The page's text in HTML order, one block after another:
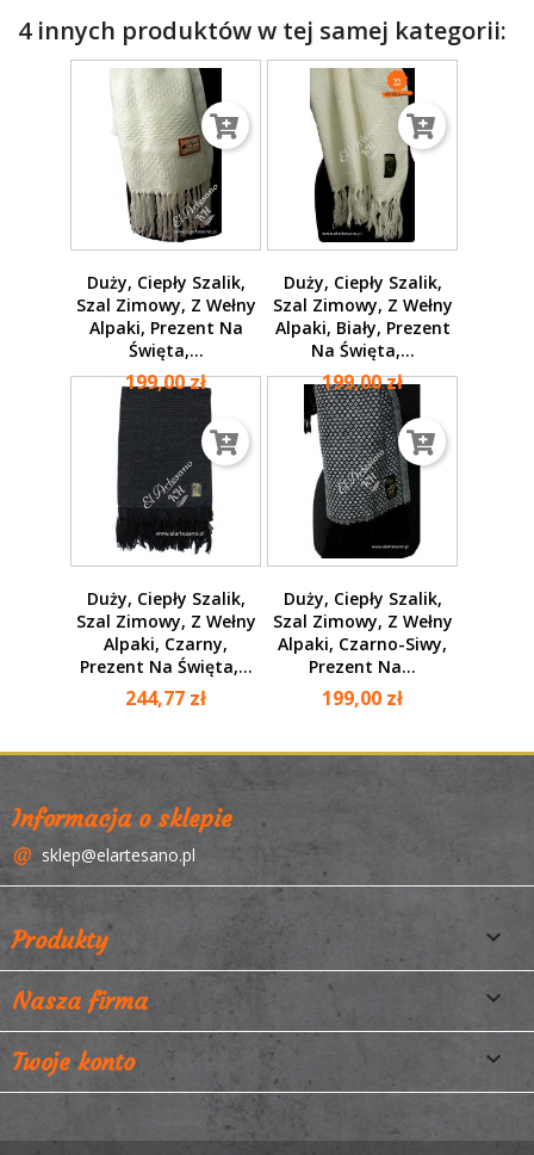
4 innych produktów w tej samej kategorii:
Duży, Ciepły Szalik,
Szal Zimowy, Z Wełny
Alpaki, Prezent Na
Święta,...
199,00 zł
Duży, Ciepły Szalik,
Szal Zimowy, Z Wełny
Alpaki, Biały, Prezent
Na Święta,...
199,00 zł
Duży, Ciepły Szalik,
Szal Zimowy, Z Wełny
Alpaki, Czarny,
Prezent Na Święta,...
244,77 zł
Duży, Ciepły Szalik,
Szal Zimowy, Z Wełny
Alpaki, Czarno-Siwy,
Prezent Na...
199,00 zł
Informacja o sklepie
sklep@elartesano.pl
Produkty 
Nasza firma 
Twoje konto 